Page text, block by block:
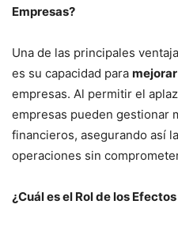
Empresas?
Una de las principales
es su capacidad para
empresas. Al permitir el
empresas pueden gestionar
financieros, asegurando así
operaciones sin
¿Cuál es el Rol de los